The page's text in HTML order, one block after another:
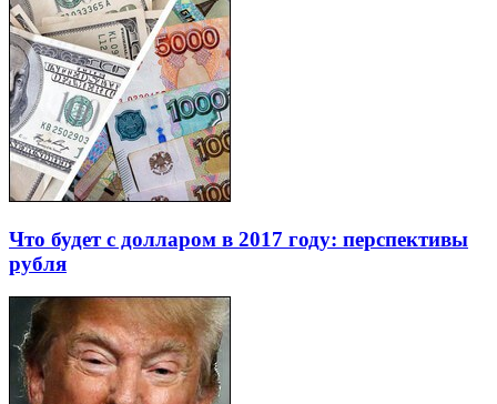
Что будет с долларом в 2017 году: перспективы
рубля